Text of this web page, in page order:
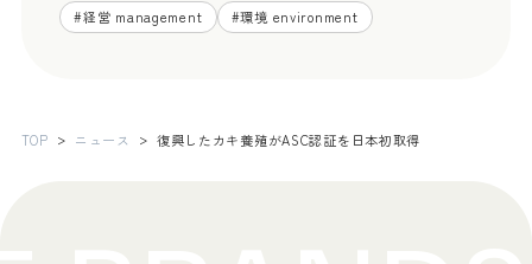
#経営 management #環境 environment
TOP ニュース 復興したカキ養殖がASC認証を日本初取得